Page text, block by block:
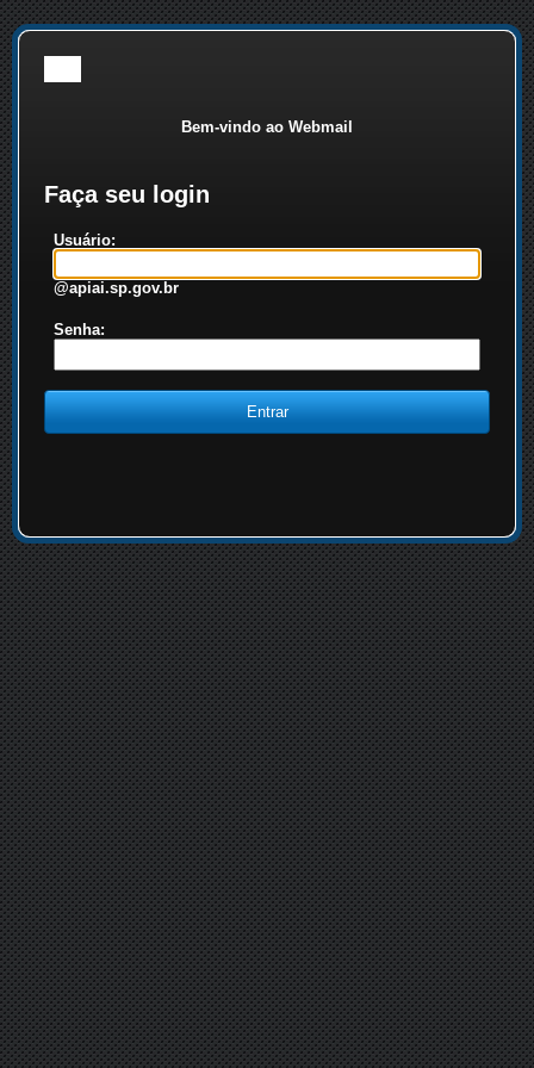
Bem-vindo ao Webmail
Faça seu login
Usuário:
@apiai.sp.gov.br
Senha: